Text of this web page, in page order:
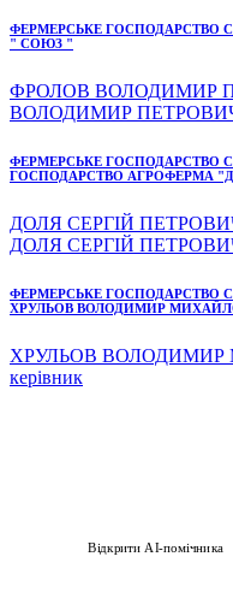
ФЕРМЕРСЬКЕ ГОСПОДАРСТВО
" СОЮЗ "
ФРОЛОВ ВОЛОДИМИР
ВОЛОДИМИР ПЕТРОВИЧ -
ФЕРМЕРСЬКЕ ГОСПОДАРСТВО
ГОСПОДАРСТВО АГРОФЕРМА
ДОЛЯ СЕРГІЙ
ДОЛЯ СЕРГІЙ ПЕТРОВИЧ
ФЕРМЕРСЬКЕ ГОСПОДАРСТВО
ХРУЛЬОВ ВОЛОДИМИР
ХРУЛЬОВ ВОЛОДИМИР
керівник
Відкрити AI-помічника